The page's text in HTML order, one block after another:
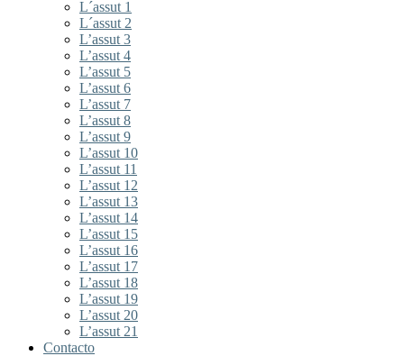
L´assut 1
L´assut 2
L’assut 3
L’assut 4
L’assut 5
L’assut 6
L’assut 7
L’assut 8
L’assut 9
L’assut 10
L’assut 11
L’assut 12
L’assut 13
L’assut 14
L’assut 15
L’assut 16
L’assut 17
L’assut 18
L’assut 19
L’assut 20
L’assut 21
Contacto